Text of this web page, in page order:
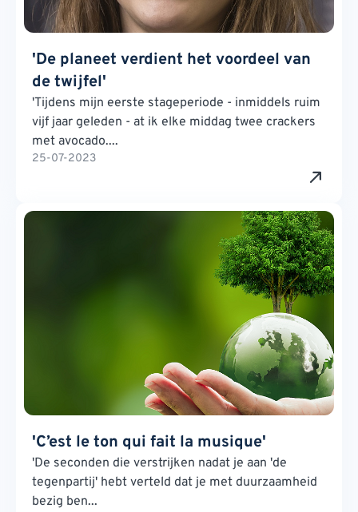
'De planeet verdient het voordeel van
de twijfel'
'Tijdens mijn eerste stageperiode - inmiddels ruim
vijf jaar geleden - at ik elke middag twee crackers
met avocado....
25-07-2023
'C’est le ton qui fait la musique'
'De seconden die verstrijken nadat je aan 'de
tegenpartij' hebt verteld dat je met duurzaamheid
bezig ben...